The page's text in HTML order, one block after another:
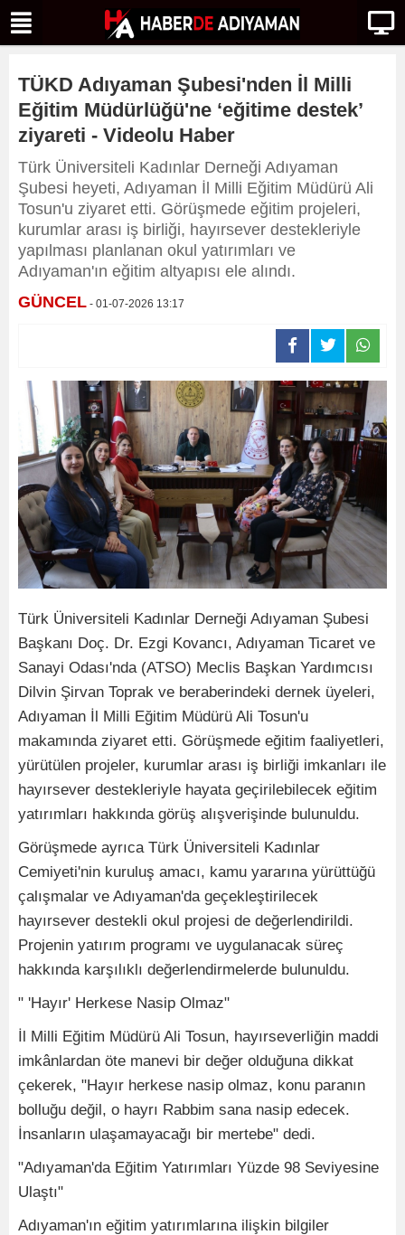
TÜKD Adıyaman Şubesi'nden İl Milli
Eğitim Müdürlüğü'ne ‘eğitime destek’
ziyareti - Videolu Haber
Türk Üniversiteli Kadınlar Derneği Adıyaman
Şubesi heyeti, Adıyaman İl Milli Eğitim Müdürü Ali
Tosun'u ziyaret etti. Görüşmede eğitim projeleri,
kurumlar arası iş birliği, hayırsever destekleriyle
yapılması planlanan okul yatırımları ve
Adıyaman'ın eğitim altyapısı ele alındı.
GÜNCEL - 01-07-2026 13:17
Türk Üniversiteli Kadınlar Derneği Adıyaman Şubesi
Başkanı Doç. Dr. Ezgi Kovancı, Adıyaman Ticaret ve
Sanayi Odası'nda (ATSO) Meclis Başkan Yardımcısı
Dilvin Şirvan Toprak ve beraberindeki dernek üyeleri,
Adıyaman İl Milli Eğitim Müdürü Ali Tosun'u
makamında ziyaret etti. Görüşmede eğitim faaliyetleri,
yürütülen projeler, kurumlar arası iş birliği imkanları ile
hayırsever destekleriyle hayata geçirilebilecek eğitim
yatırımları hakkında görüş alışverişinde bulunuldu.
Görüşmede ayrıca Türk Üniversiteli Kadınlar
Cemiyeti'nin kuruluş amacı, kamu yararına yürüttüğü
çalışmalar ve Adıyaman'da geçekleştirilecek
hayırsever destekli okul projesi de değerlendirildi.
Projenin yatırım programı ve uygulanacak süreç
hakkında karşılıklı değerlendirmelerde bulunuldu.
" 'Hayır' Herkese Nasip Olmaz"
İl Milli Eğitim Müdürü Ali Tosun, hayırseverliğin maddi
imkânlardan öte manevi bir değer olduğuna dikkat
çekerek, "Hayır herkese nasip olmaz, konu paranın
bolluğu değil, o hayrı Rabbim sana nasip edecek.
İnsanların ulaşamayacağı bir mertebe" dedi.
"Adıyaman'da Eğitim Yatırımları Yüzde 98 Seviyesine
Ulaştı"
Adıyaman'ın eğitim yatırımlarına ilişkin bilgiler